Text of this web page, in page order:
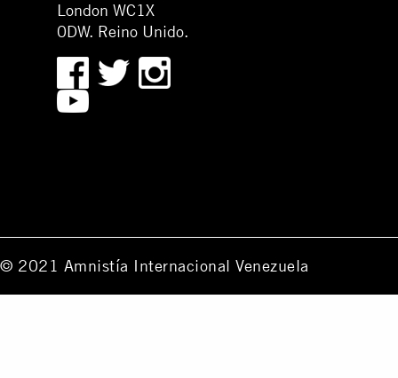
London WC1X
0DW. Reino Unido.
© 2021 Amnistía Internacional Venezuela